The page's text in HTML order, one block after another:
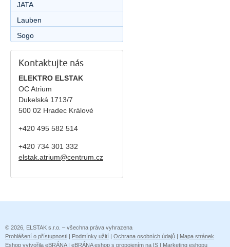
JATA
Lauben
Sogo
Kontaktujte nás
ELEKTRO ELSTAK
OC Atrium
Dukelská 1713/7
500 02 Hradec Králové
+420 495 582 514
+420 734 301 332
elstak.atrium@centrum.cz
© 2026, ELSTAK s.r.o. – všechna práva vyhrazena
Prohlášení o přístupnosti | Podmínky užití | Ochrana osobních údajů | Mapa stránek
Eshop vytvořila eBRÁNA| eBRÁNA eshop s propojením na IS | Marketing eshopu